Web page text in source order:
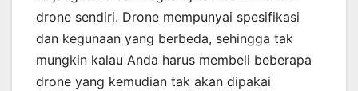
drone sendiri. Drone mempunyai spesifikasi
dan kegunaan yang berbeda, sehingga tak
mungkin kalau Anda harus membeli beberapa
drone yang kemudian tak akan dipakai